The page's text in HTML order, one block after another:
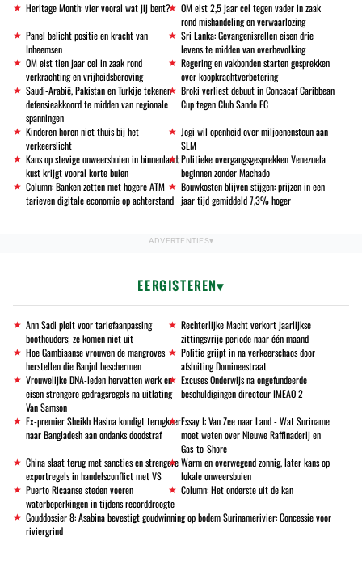
Heritage Month: vier vooral wat jij bent?
OM eist 2,5 jaar cel tegen vader in zaak
rond mishandeling en verwaarlozing
Panel belicht positie en kracht van
Inheemsen
Sri Lanka: Gevangenisrellen eisen drie
levens te midden van overbevolking
OM eist tien jaar cel in zaak rond
verkrachting en vrijheidsberoving
Regering en vakbonden starten gesprekken
over koopkrachtverbetering
Saudi-Arabië, Pakistan en Turkije tekenen
defensieakkoord te midden van regionale
spanningen
Broki verliest debuut in Concacaf Caribbean
Cup tegen Club Sando FC
Kinderen horen niet thuis bij het
verkeerslicht
Jogi wil openheid over miljoenensteun aan
SLM
Kans op stevige onweersbuien in binnenland;
kust krijgt vooral korte buien
Politieke overgangsgesprekken Venezuela
beginnen zonder Machado
Column: Banken zetten met hogere ATM-
tarieven digitale economie op achterstand
Bouwkosten blijven stijgen: prijzen in een
jaar tijd gemiddeld 7,3% hoger
EERGISTEREN
Ann Sadi pleit voor tariefaanpassing
boothouders; ze komen niet uit
Rechterlijke Macht verkort jaarlijkse
zittingsvrije periode naar één maand
Hoe Gambiaanse vrouwen de mangroves
herstellen die Banjul beschermen
Politie grijpt in na verkeerschaos door
afsluiting Domineestraat
Vrouwelijke DNA-leden hervatten werk en
eisen strengere gedragsregels na uitlating
Van Samson
Excuses Onderwijs na ongefundeerde
beschuldigingen directeur IMEAO 2
Ex-premier Sheikh Hasina kondigt terugkeer
naar Bangladesh aan ondanks doodstraf
Essay I: Van Zee naar Land - Wat Suriname
moet weten over Nieuwe Raffinaderij en
Gas-to-Shore
China slaat terug met sancties en strengere
exportregels in handelsconflict met VS
Warm en overwegend zonnig, later kans op
lokale onweersbuien
Puerto Ricaanse steden voeren
waterbeperkingen in tijdens recorddroogte
Column: Het onderste uit de kan
Gouddossier 8: Asabina bevestigt goudwinning op bodem Surinamerivier: Concessie voor
riviergrind